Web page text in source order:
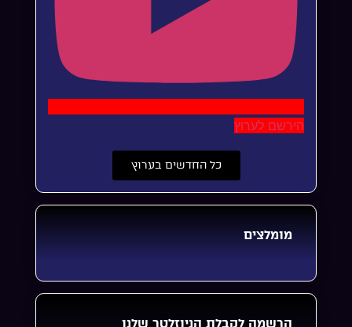
הירשם לערוץ
כל החדשים בערוץ
מומלצים
הרשמה לקבלת הניוזלטר שלנו